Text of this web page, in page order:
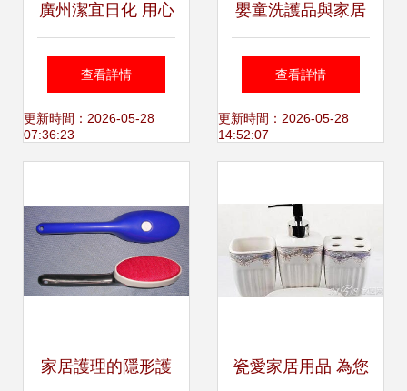
廣州潔宜日化 用心
呵護每一個家，全
球家居健康護理的
查看詳情
更新時間：2026-05-28
07:36:23
嬰童洗護品與家居
護理用品OEM代工
廠全攻略 選擇、合
查看詳情
更新時間：2026-05-28
14:52:07
家居護理的隱形護 瓷愛家居用品 為您